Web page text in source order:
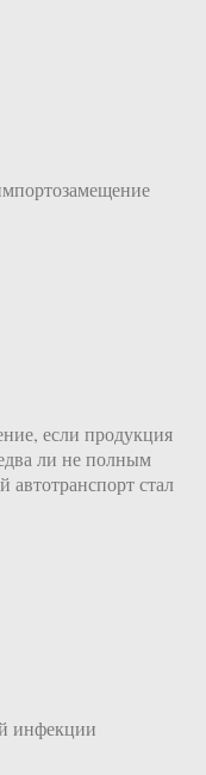
если продукция
ли не полным
стал
инфекции